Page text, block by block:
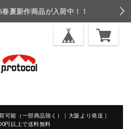
夏新作商品が入荷中！！
可能（一部商品除く）｜大阪より発送｜
円以上で送料無料